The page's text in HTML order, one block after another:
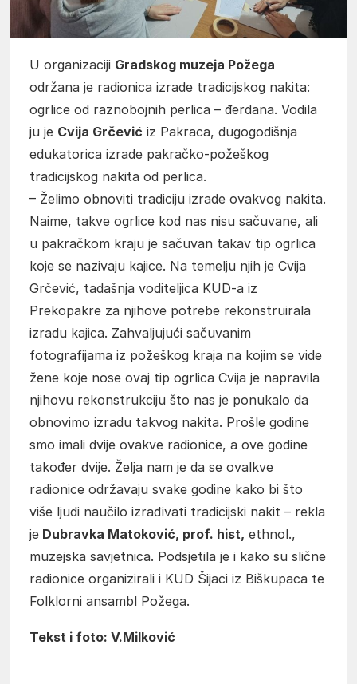
U organizaciji Gradskog muzeja Požega
održana je radionica izrade tradicijskog nakita:
ogrlice od raznobojnih perlica – đerdana. Vodila
ju je Cvija Grčević iz Pakraca, dugogodišnja
edukatorica izrade pakračko-požeškog
tradicijskog nakita od perlica.
– Želimo obnoviti tradiciju izrade ovakvog nakita.
Naime, takve ogrlice kod nas nisu sačuvane, ali
u pakračkom kraju je sačuvan takav tip ogrlica
koje se nazivaju kajice. Na temelju njih je Cvija
Grčević, tadašnja voditeljica KUD-a iz
Prekopakre za njihove potrebe rekonstruirala
izradu kajica. Zahvaljujući sačuvanim
fotografijama iz požeškog kraja na kojim se vide
žene koje nose ovaj tip ogrlica Cvija je napravila
njihovu rekonstrukciju što nas je ponukalo da
obnovimo izradu takvog nakita. Prošle godine
smo imali dvije ovakve radionice, a ove godine
također dvije. Želja nam je da se ovalkve
radionice održavaju svake godine kako bi što
više ljudi naučilo izrađivati tradicijski nakit – rekla
je Dubravka Matoković, prof. hist, ethnol.,
muzejska savjetnica. Podsjetila je i kako su slične
radionice organizirali i KUD Šijaci iz Biškupaca te
Folklorni ansambl Požega.
Tekst i foto: V.Milković